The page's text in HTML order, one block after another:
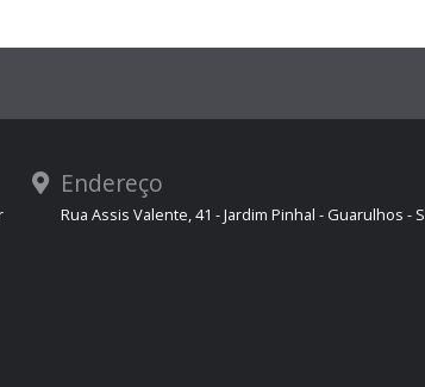
Endereço
Rua Assis Valente, 41 - Jardim Pinhal - Guarulhos -